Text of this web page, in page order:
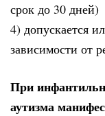
срок до 30 дней)
4) допускается
зависимости от
При
аутизма